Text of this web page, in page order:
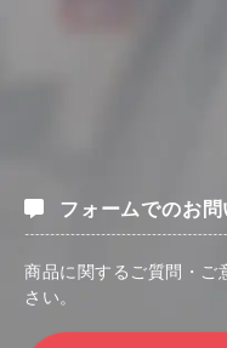
フォームでのお
商品に関するご質問・ご
さい。